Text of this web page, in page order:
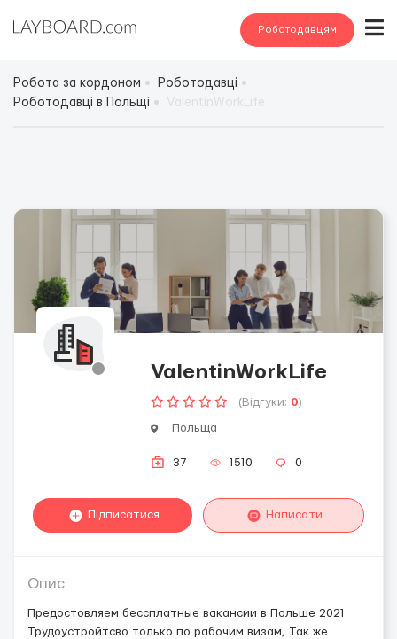
Роботодавцям
Робота за кордоном
Роботодавці
Роботодавці в Польщі
ValentinWorkLife
(Відгуки: 0)
Польща
37 1510 0
Підписатися Написати
Опис
Предостовляем бессплатные вакансии в Польше 2021
Трудоустройтсво только по рабочим визам, Так же